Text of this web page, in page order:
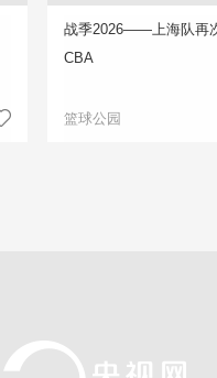
战季2026——上海队再
CBA
篮球公园